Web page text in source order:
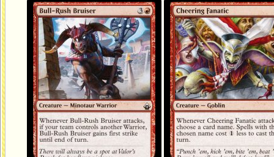
Bull-Rush Bruiser Cheering Fanatic